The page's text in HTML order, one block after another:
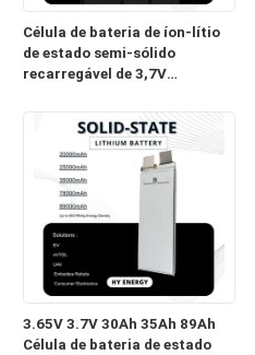
Célula de bateria de íon-lítio
de estado semi-sólido
recarregável de 3,7V
desempenho de segurança
3.65V 3.7V 30Ah 35Ah 89Ah
Célula de bateria de estado